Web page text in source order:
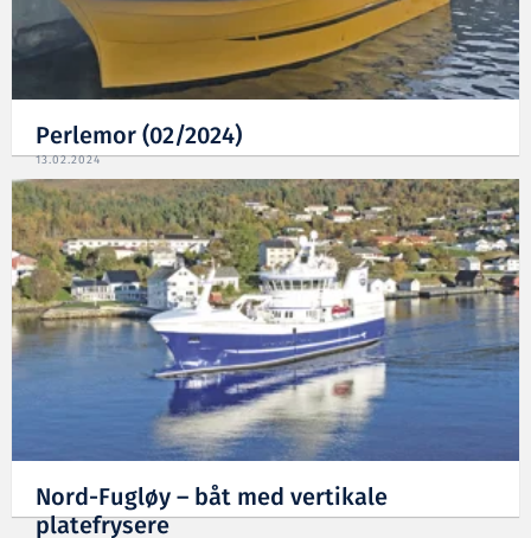
Perlemor (02/2024)
13.02.2024
Nord-Fugløy – båt med vertikale
platefrysere